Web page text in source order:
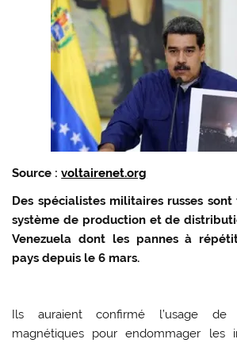
Source :voltairenet.org
Des spécialistes militaires russes
système de production et de
Venezuela dont les pannes à
pays depuis le 6 mars.
Ils auraient confirmé l’usage de
magnétiques pour endommager les